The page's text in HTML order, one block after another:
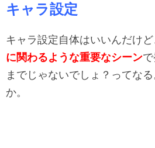
キャラ設定
キャラ設定自体はいいんだけど
に関わるような重要なシーン
までじゃないでしょ？ってな
か。